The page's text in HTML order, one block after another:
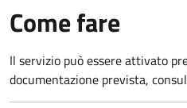
Come fare
Il servizio può essere attivato
documentazione prevista,